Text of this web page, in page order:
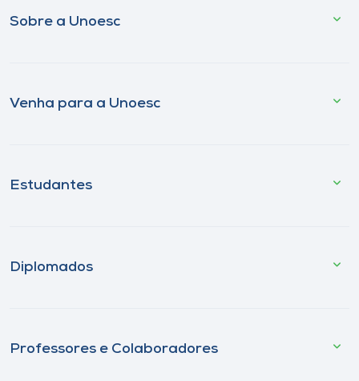
Sobre a Unoesc
Venha para a Unoesc
Estudantes
Diplomados
Professores e Colaboradores